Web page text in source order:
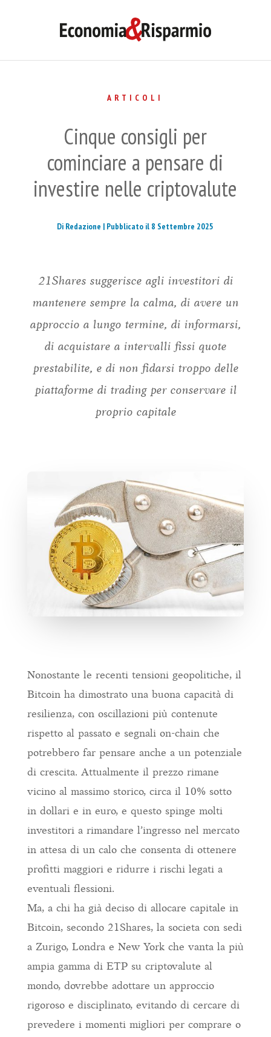
ARTICOLI
Cinque consigli per
cominciare a pensare di
investire nelle criptovalute
Di Redazione | Pubblicato il 8 Settembre 2025
21Shares suggerisce agli investitori di
mantenere sempre la calma, di avere un
approccio a lungo termine, di informarsi,
di acquistare a intervalli fissi quote
prestabilite, e di non fidarsi troppo delle
piattaforme di trading per conservare il
proprio capitale
Nonostante le recenti tensioni geopolitiche, il
Bitcoin ha dimostrato una buona capacità di
resilienza, con oscillazioni più contenute
rispetto al passato e segnali on-chain che
potrebbero far pensare anche a un potenziale
di crescita. Attualmente il prezzo rimane
vicino al massimo storico, circa il 10% sotto
in dollari e in euro, e questo spinge molti
investitori a rimandare l’ingresso nel mercato
in attesa di un calo che consenta di ottenere
profitti maggiori e ridurre i rischi legati a
eventuali flessioni.
Ma, a chi ha già deciso di allocare capitale in
Bitcoin, secondo 21Shares, la societa con sedi
a Zurigo, Londra e New York che vanta la più
ampia gamma di ETP su criptovalute al
mondo, dovrebbe adottare un approccio
rigoroso e disciplinato, evitando di cercare di
prevedere i momenti migliori per comprare o